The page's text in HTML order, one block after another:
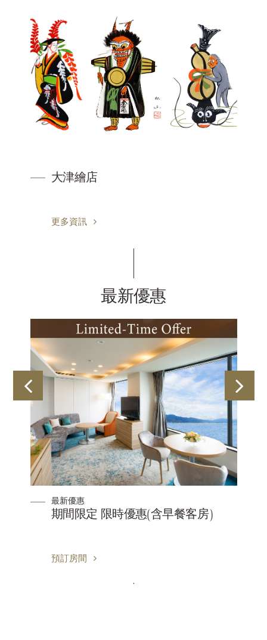
大津繪店
更多資訊
最新優惠
最新優惠
期間限定 限時優惠(含早餐客房)
預訂房間